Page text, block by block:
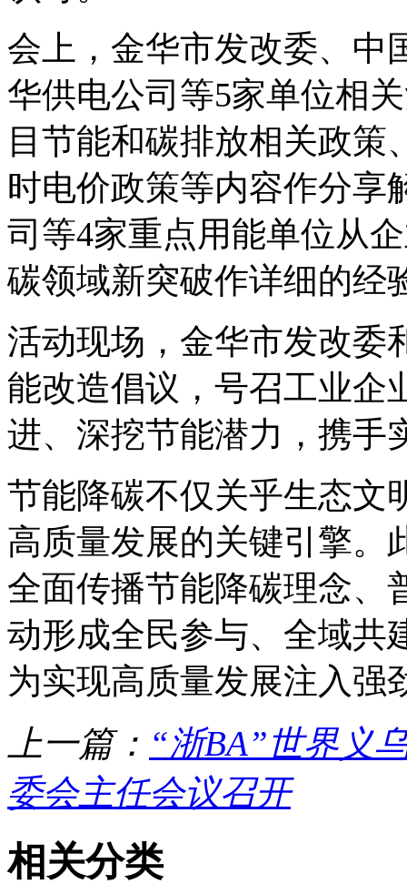
会上，金华市发改委、中
华供电公司等5家单位相
目节能和碳排放相关政策
时电价政策等内容作分享
司等4家重点用能单位从
碳领域新突破作详细的经
活动现场，金华市发改委
能改造倡议，号召工业企
进、深挖节能潜力，携手
节能降碳不仅关乎生态文
高质量发展的关键引擎。
全面传播节能降碳理念、
动形成全民参与、全域共
为实现高质量发展注入强
上一篇： “浙BA”世界义
委会主任会议召开
相关分类